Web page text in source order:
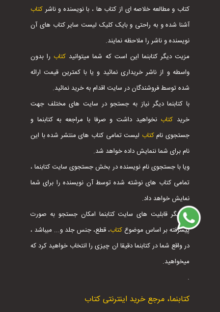
کتابنما، مرجع خرید اینترنتی کتاب
کتاب و مطالعه خلاصه ای از کتاب ها ، با نویسنده و ناشر کتاب
آشنا شده و به راحتی و بایک کلیک لیست سایر کتاب های آن
نویسنده و ناشر را ملاحظه نمایند.
مزیت دیگر کتابنما این است که شما میتوانید کتاب را بدون
واسطه و از ناشر خریداری نمائید و یا با کمترین قیمت ارائه
شده توسط فروشندگان در سایت اقدام به خرید نمائید.
با کتابنما دیگر نیاز به جستجو در سایت های مختلف جهت
خرید کتابنخواهید داشت و صرفا با مراجعه به کتابنما و
جستجوی نامکتاب لیست تمامی کتاب های منتشر شده با این
نام برای شما ننمایش داده خواهد شد.
ویا با جستجوی نام نویسنده در بخش جستجوی سایت کتابنما ،
تمامی کتاب های نوشته شده توسط آن نویسنده را برای شما
نمایش خواهد داد.
از دیگر قابلیت های سایت کتابنما امکان جستجو به صورت
پیشرفته بر اساس موضوع کتاب، قطع، جنس جلد و... میباشد ،
در واقع شما در کتابنما دقیقا ان چیزی را انتخاب خواهید کرد که
میخواهید.
.